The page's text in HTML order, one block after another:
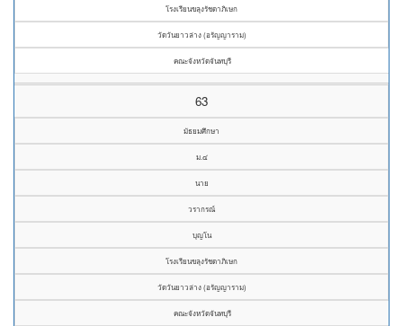
โรงเรียนขลุงรัชดาภิเษก
วัดวันยาวล่าง (อรัญญาราม)
คณะจังหวัดจันทบุรี
63
มัธยมศึกษา
ม.๔
นาย
วรากรณ์
บุญโน
โรงเรียนขลุงรัชดาภิเษก
วัดวันยาวล่าง (อรัญญาราม)
คณะจังหวัดจันทบุรี